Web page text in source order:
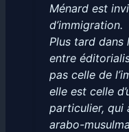
Ménard est
d’immigration.
Plus tard dans
entre
pas celle de
elle est celle
particulier, qui
arabo-